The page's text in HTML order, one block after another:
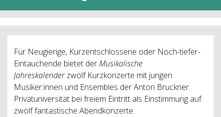
Für Neugierige, Kurzentschlossene oder Noch-tiefer-
Eintauchende bietet derMusikalische
Jahreskalenderzwölf Kurzkonzerte mit jungen
Musiker:innen und Ensembles der Anton Bruckner
Privatuniversität bei freiem Eintritt als Einstimmung auf
zwölf fantastische Abendkonzerte.